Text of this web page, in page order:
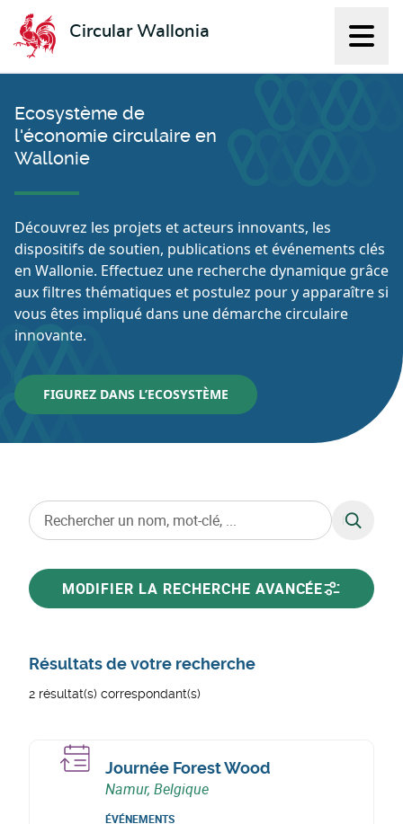
Circular Wallonia
Ecosystème de
l'économie circulaire en
Wallonie
Découvrez les projets et acteurs innovants, les
dispositifs de soutien, publications et événements clés
en Wallonie. Effectuez une recherche dynamique grâce
aux filtres thématiques et postulez pour y apparaître si
vous êtes impliqué dans une démarche circulaire
innovante.
FIGUREZ DANS L’ECOSYSTÈME
MODIFIER LA RECHERCHE AVANCÉE
Résultats de votre recherche
2 résultat(s) correspondant(s)
Journée Forest Wood
Namur, Belgique
ÉVÉNEMENTS